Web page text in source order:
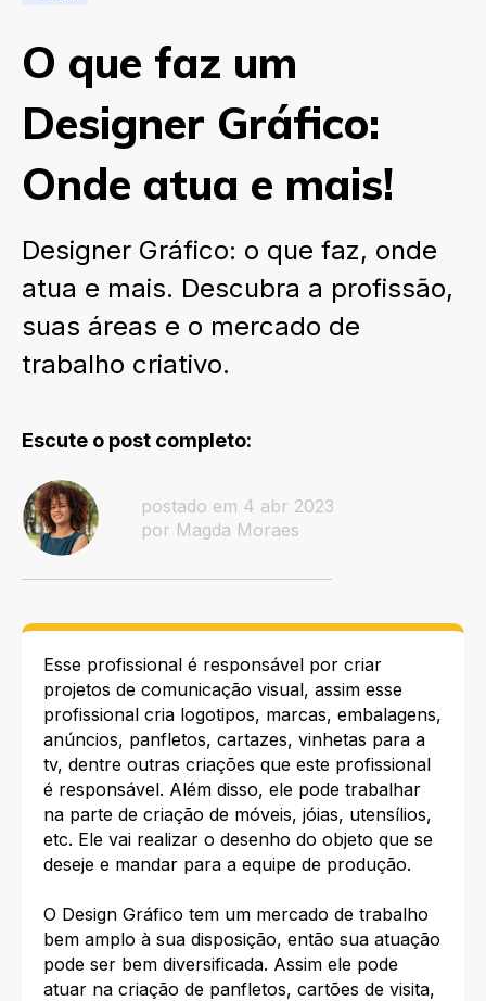
O que faz um
Designer Gráfico:
Onde atua e mais!
Designer Gráfico: o que faz, onde
atua e mais. Descubra a profissão,
suas áreas e o mercado de
trabalho criativo.
Escute o post completo:
postado em 4 abr 2023
por Magda Moraes
Esse profissional é responsável por criar
projetos de comunicação visual, assim esse
profissional cria logotipos, marcas, embalagens,
anúncios, panfletos, cartazes, vinhetas para a
tv, dentre outras criações que este profissional
é responsável. Além disso, ele pode trabalhar
na parte de criação de móveis, jóias, utensílios,
etc. Ele vai realizar o desenho do objeto que se
deseje e mandar para a equipe de produção.
O Design Gráfico tem um mercado de trabalho
bem amplo à sua disposição, então sua atuação
pode ser bem diversificada. Assim ele pode
atuar na criação de panfletos, cartões de visita,